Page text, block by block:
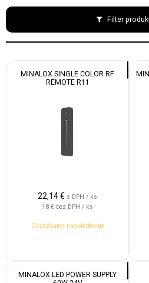
Filter
MINALOX SINGLE COLOR RF
REMOTE R11
22,14€ s DPH / ks
18 € bez DPH / ks
Očakávame naskladnenie
MINALOX LED POWER SUPPLY